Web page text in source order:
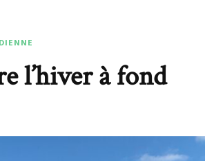
l’hiver à fond